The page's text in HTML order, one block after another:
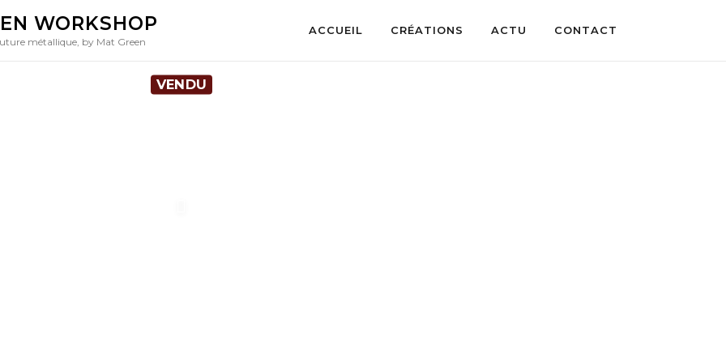
WORKSHOP
métallique, by Mat Green
ACCUEIL CRÉATIONS ACTU CONTACT
RACER LAMP, from the Green Workshop
VENDU